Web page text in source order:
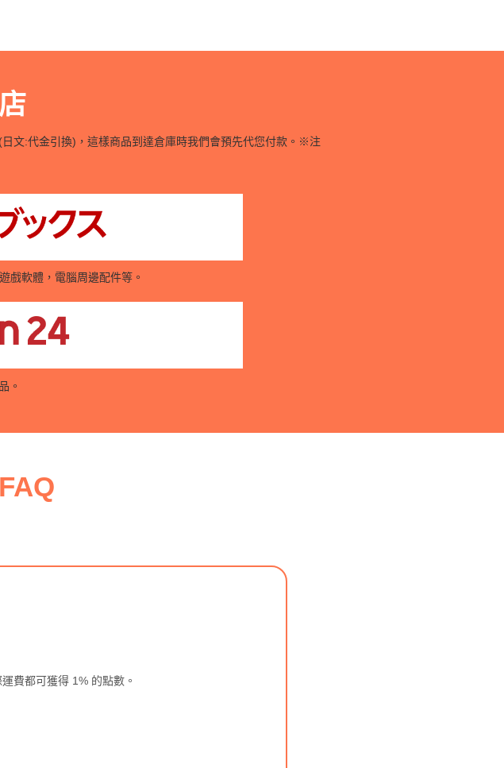
文:代金引換)，這樣商品到達倉庫時我們會預先代您付款。※注
戲軟體，電腦周邊配件等。
。
費都可獲得 1% 的點數。